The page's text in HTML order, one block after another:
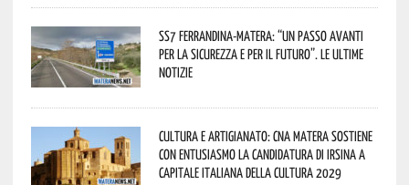
SS7 Ferrandina-Matera: “Un passo avanti
per la sicurezza e per il futuro”. Le ultime
notizie
Cultura e Artigianato: CNA Matera sostiene
con entusiasmo la candidatura di Irsina a
Capitale Italiana della Cultura 2029